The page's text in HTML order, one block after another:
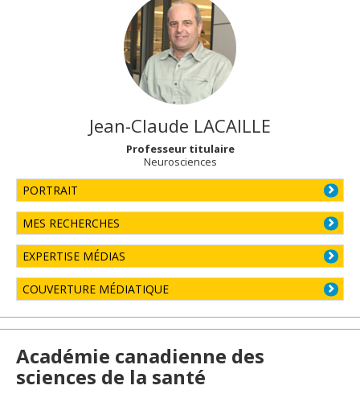
Jean-Claude LACAILLE
Professeur titulaire
Neurosciences
PORTRAIT
MES RECHERCHES
EXPERTISE MÉDIAS
COUVERTURE MÉDIATIQUE
Académie canadienne des
sciences de la santé